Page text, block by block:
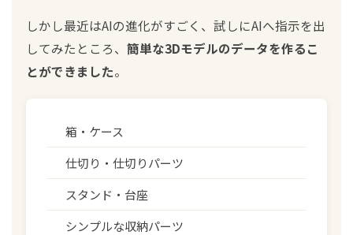
しかし最近はAIの進化がすごく、試しにAIへ指示を出
してみたところ、 簡単な3Dモデルのデータを作るこ
とができました。
箱・ケース
仕切り・仕切りパーツ
スタンド・台座
シンプルな収納パーツ